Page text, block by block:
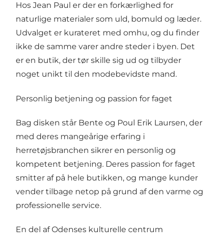
Hos Jean Paul er der en forkærlighed for
naturlige materialer som uld, bomuld og læder.
Udvalget er kurateret med omhu, og du finder
ikke de samme varer andre steder i byen. Det
er en butik, der tør skille sig ud og tilbyder
noget unikt til den modebevidste mand.
Personlig betjening og passion for faget
Bag disken står Bente og Poul Erik Laursen, der
med deres mangeårige erfaring i
herretøjsbranchen sikrer en personlig og
kompetent betjening. Deres passion for faget
smitter af på hele butikken, og mange kunder
vender tilbage netop på grund af den varme og
professionelle service.
En del af Odenses kulturelle centrum